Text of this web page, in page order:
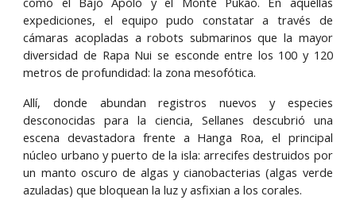
expediciones, el equipo pudo constatar a través de
cámaras acopladas a robots submarinos que la mayor
diversidad de Rapa Nui se esconde entre los 100 y 120
metros de profundidad: la zona mesofótica.
Allí, donde abundan registros nuevos y especies
desconocidas para la ciencia, Sellanes descubrió una
escena devastadora frente a Hanga Roa, el principal
núcleo urbano y puerto de la isla: arrecifes destruidos por
un manto oscuro de algas y cianobacterias (algas verde
azuladas) que bloquean la luz y asfixian a los corales.